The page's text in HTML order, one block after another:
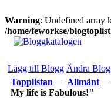
Warning: Undefined array
/home/feworkse/
Lägg till Blogg Ändra
Topplistan — Allmänt —
My life is Fabulous!"